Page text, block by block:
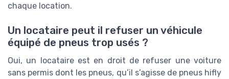
chaque location.
Un locataire peut il refuser un véhicule
équipé de pneus trop usés ?
Oui, un locataire est en droit de refuser une voiture
sans permis dont les pneus, qu’il s’agisse de pneus hifly